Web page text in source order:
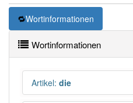
Wortinformationen
Wortinformationen
Artikel: die